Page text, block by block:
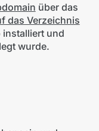
über das
das Verzeichnis
installiert und
wurde.